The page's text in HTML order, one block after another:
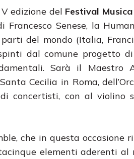
edizione del Festival
Senese, la
del mondo (Italia,
dal comune progetto
Sarà il Maestro
Cecilia in Roma,
concertisti, con al violino
che in questa
elementi aderenti al